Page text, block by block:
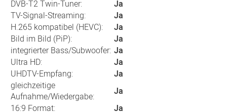
DVB-T2 Twin-Tuner:
Ja
TV-Signal-Streaming:
Ja
H.265 kompatibel (HEVC):
Ja
Bild im Bild (PiP):
Ja
integrierter Bass/Subwoofer: Ja
Ultra HD:
Ja
UHDTV-Empfang:
Ja
gleichzeitige
Aufnahme/Wiedergabe:
Ja
16:9 Format:
Ja